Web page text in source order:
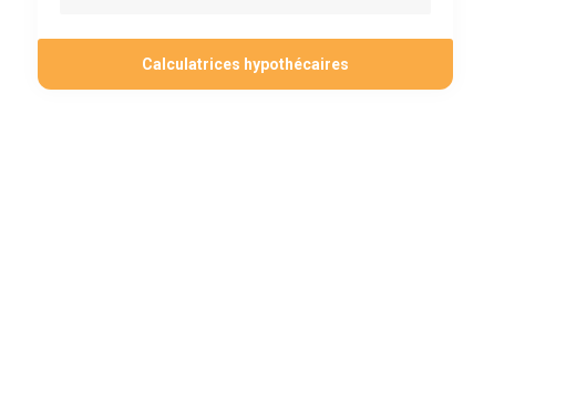
Calculatrices hypothécaires